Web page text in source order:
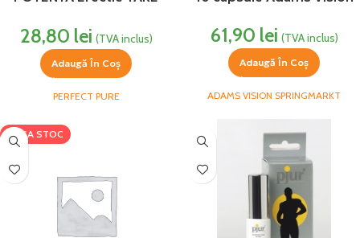
28,80 lei (TVA inclus)
Adaugă În Coș
PERFECT PURE
61,90 lei (TVA inclus)
Adaugă În Coș
ADAMS VISION SPRINGMARKT
LIPSA STOC